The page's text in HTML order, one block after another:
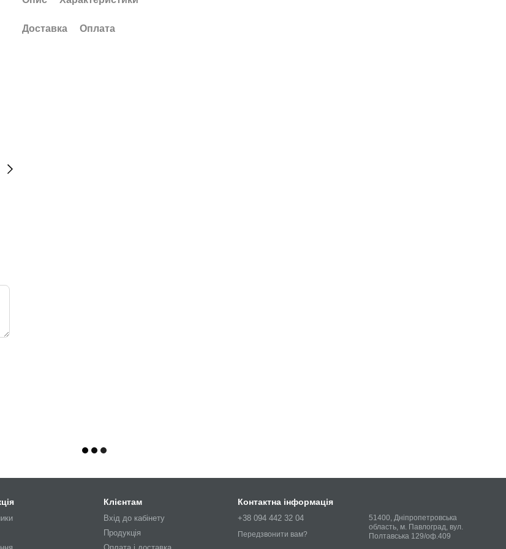
Доставка Оплата
Клієнтам
Вхід до кабінету
Продукція
Контактна інформація
+38 094 442 32 04
Передзвонити вам?
51400, Дніпропетровська
область, м. Павлоград, вул.
Полтавська 129/оф.409